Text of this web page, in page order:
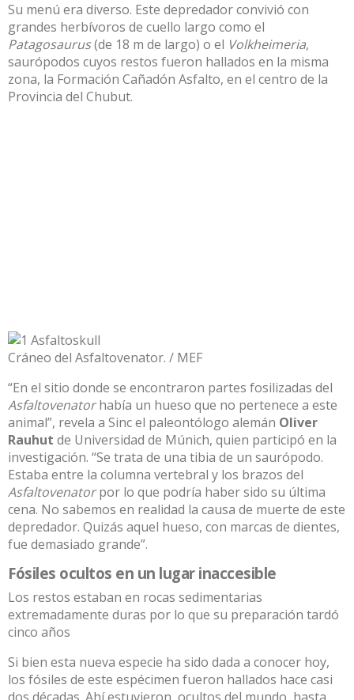
Su menú era diverso. Este depredador convivió con
grandes herbívoros de cuello largo como el
Patagosaurus(de 18 m de largo) o el Volkheimeria,
saurópodos cuyos restos fueron hallados en la misma
zona, la Formación Cañadón Asfalto, en el centro de la
Provincia del Chubut.
Cráneo del Asfaltovenator. / MEF
“En el sitio donde se encontraron partes fosilizadas del
Asfaltovenatorhabía un hueso que no pertenece a este
animal”, revela a Sinc el paleontólogo alemán Oliver
Rauhut de Universidad de Múnich, quien participó en la
investigación. “Se trata de una tibia de un saurópodo.
Estaba entre la columna vertebral y los brazos del
Asfaltovenatorpor lo que podría haber sido su última
cena. No sabemos en realidad la causa de muerte de este
depredador. Quizás aquel hueso, con marcas de dientes,
fue demasiado grande”.
Fósiles ocultos en un lugar inaccesible
Los restos estaban en rocas sedimentarias
extremadamente duras por lo que su preparación tardó
cinco años
Si bien esta nueva especie ha sido dada a conocer hoy,
los fósiles de este espécimen fueron hallados hace casi